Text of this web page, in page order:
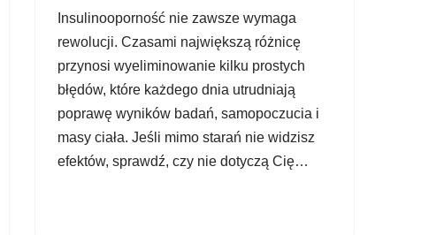
Insulinooporność nie zawsze wymaga
rewolucji. Czasami największą różnicę
przynosi wyeliminowanie kilku prostych
błędów, które każdego dnia utrudniają
poprawę wyników badań, samopoczucia i
masy ciała. Jeśli mimo starań nie widzisz
efektów, sprawdź, czy nie dotyczą Cię…